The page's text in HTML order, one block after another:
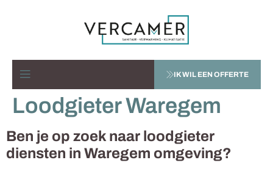
IK WIL EEN OFFERTE
Loodgieter Waregem
Ben je op zoek naar loodgieter
diensten in Waregem omgeving?